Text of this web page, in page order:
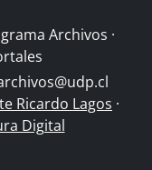
Archivos ·
Ricardo Lagos ·
Digital